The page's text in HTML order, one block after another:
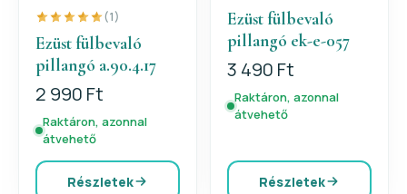
(1)
Ezüst fülbevaló
pillangó a.90.4.17
2 990 Ft
Raktáron, azonnal
átvehető
Részletek
Ezüst fülbevaló
pillangó ek-e-057
3 490 Ft
Raktáron, azonnal
átvehető
Részletek